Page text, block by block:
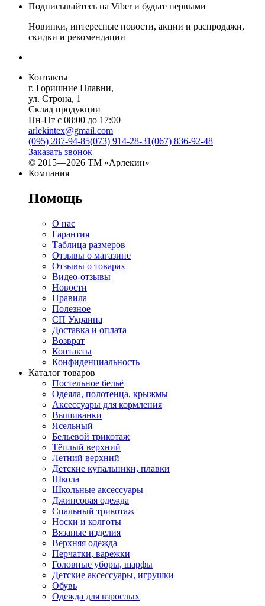
Подписывайтесь на Viber и будьте первыми
Новинки, интересные новости, акции и распродажи,
скидки и рекомендации
Контакты
г. Горишние Плавни,
ул. Строна, 1
Склад продукции
Пн-Пт с 08:00 до 17:00
arlekintex@gmail.com
(095) 287-94-85(073) 914-28-31(067) 836-92-48
Заказать звонок
© 2015—2026 ТМ «Арлекин»
Компания
Помощь
О нас
Гарантия
Таблица размеров
Отзывы о магазине
Отзывы о товарах
Видео-отзывы
Новости
Правила
Полезное
СП Украина
Доставка и оплата
Возврат
Контакты
Конфиденциальность
Каталог товаров
Постельное бельё
Одеяла, полотенца, крыжмы
Аксессуары для кормления
Вышиванки
Ясельный
Бельевой трикотаж
Тёплый верхний
Летний верхний
Детские купальники, плавки
Школа
Школьные аксессуары
Джинсовая одежда
Спальный трикотаж
Носки и колготы
Вязаные изделия
Верхняя одежда
Перчатки, варежки
Головные уборы, шарфы
Детские аксессуары, игрушки
Обувь
Одежда для взрослых